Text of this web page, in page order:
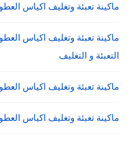
ماكينة تعبئة وتغليف اكياس
ماكينة تعبئة وتغليف اكياس
التعبئة و التغليف
ماكينة تعبئة وتغليف اكياس
ماكينة تعبئة وتغليف اكياس